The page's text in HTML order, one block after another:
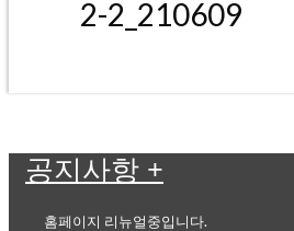
2-2_210609
공지사항 +
홈페이지 리뉴얼중입니다.